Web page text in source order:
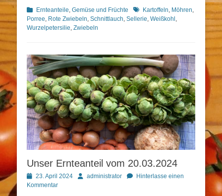
Kategorien
Ernteanteile, Gemüse und Früchte Schlagworte
Kartoffeln, Möhren,
Porree, Rote Zwiebeln, Schnittlauch, Sellerie, Weißkohl ,
Wurzelpetersilie, Zwiebeln
Unser Ernteanteil vom 20.03.2024
Posted
on
23. April 2024 Autoradministrator
Hinterlasse einen
Kommentar